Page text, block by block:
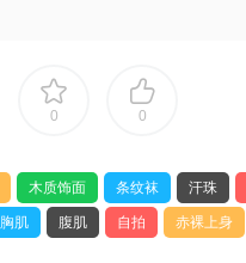
0 0
木质饰面 条纹袜 汗珠
胸肌 腹肌 自拍 赤裸上身